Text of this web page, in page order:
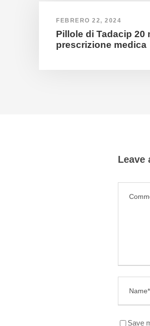
FEBRERO 22, 2024
Pillole di Tadacip 20
prescrizione medica
Leave
Save